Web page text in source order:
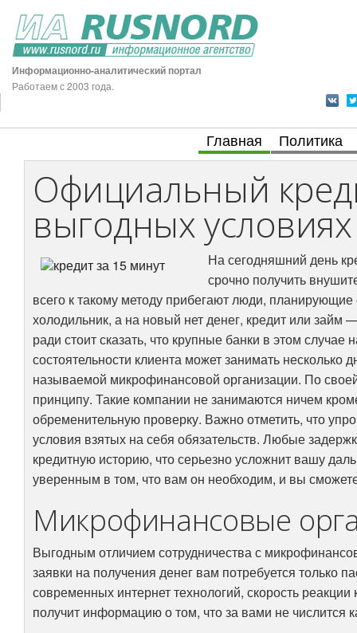
Информационно-аналитический портал
Работаем с 2003 года.
Главная Политика
Официальный
выгодных условиях
На сегодняшний день
срочно получить
всего к такому методу прибегают люди,
холодильник, а на новый нет денег, кредит или
ради стоит сказать, что крупные банки в этом
состоятельности клиента может занимать
называемой микрофинансовой организации. По
принципу. Такие компании не занимаются ничем
обременительную проверку. Важно отметить, что
условия взятых на себя обязательств. Любые
кредитную историю, что серьезно усложнит вашу
уверенным в том, что вам он необходим, и вы
Микрофинансовые
Выгодным отличием сотрудничества с
заявки на получения денег вам потребуется только
современных интернет технологий, скорость
получит информацию о том, что за вами не числится